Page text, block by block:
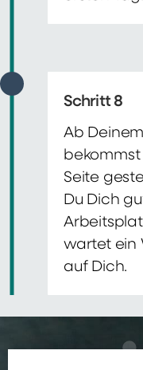
Schritt 8
Ab
bekommst
Seite
Du Dich
wartet ein
auf Dich.